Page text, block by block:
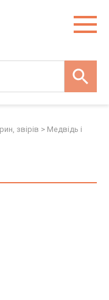
звірів > Медвідь і